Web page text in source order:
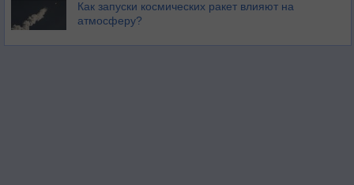
Как запуски космических ракет влияют на
атмосферу?